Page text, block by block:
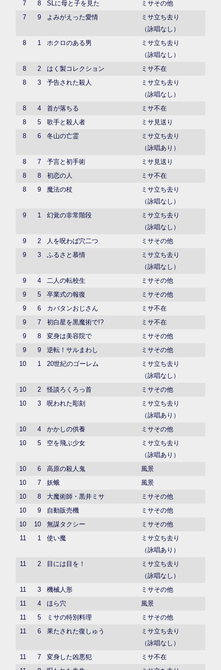
7
8 SLに母と子を見た
ミサその他
7
9 よみがえった愛情
ミサ立ち去り
（詠唱なし）
8
1 ホクロのある男
ミサ立ち去り
（詠唱なし）
8
2 はく製コレクション
ミサ不在
8
3 予告された殺人
ミサ立ち去り
（詠唱なし）
8
4 首が落ちる
ミサ不在
8
5 歌手と殺人者
ミサ見送り
8
6 冬山の亡霊
ミサ立ち去り
（詠唱あり）
8
7 予言と初手術
ミサ見送り
8
8 初恋の人
ミサ不在
8
9 魔法の杖
ミサ立ち去り
（詠唱なし）
9
1 幻覚の非常階段
ミサ立ち去り
（詠唱なし）
9
2 人を呪わば穴二つ
ミサその他
9
3 ふるさと慕情
ミサ立ち去り
（詠唱なし）
9
4 二人の転校生
ミサその他
9
5 卒業式の報復
ミサその他
9
6 カバタンおじさん
ミサ不在
9
7 初白星を黒魔術で!?
ミサ不在
9
8 変身は美容院で
ミサその他
9
9 逆転！サルまわし
ミサその他
10
1 20世紀のゴーレム
ミサ立ち去り
（詠唱なし）
10
2 怪談ろくろっ首
ミサその他
10
3 呪われた彫刻
ミサ立ち去り
（詠唱あり）
10
4 かかしの供養
ミサその他
10
5 空を飛ぶ少女
ミサ立ち去り
（詠唱あり）
10
6 高原の殺人鬼
風景
10
7 妖蛾
風景
10
8 大魔術師・黒井ミサ
ミサその他
10
9 自動販売機
ミサその他
10
10 無謀タクシー
ミサその他
11
1 使い魔
ミサ立ち去り
（詠唱あり）
11
2 目には目を！
ミサ立ち去り
（詠唱なし）
11
3 機械人形
ミサその他
11
4 ほら穴
風景
11
5 ミサの特別料理
ミサその他
11
6 果たされた復しゅう
ミサ立ち去り
（詠唱なし）
11
7 変身した凶悪犯
ミサ不在